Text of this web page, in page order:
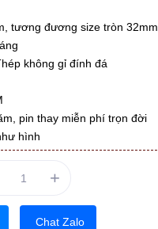
tương đương size tròn 32mm
không gỉ đính đá
pin thay miễn phí trọn đời
hình
+
Chat Zalo